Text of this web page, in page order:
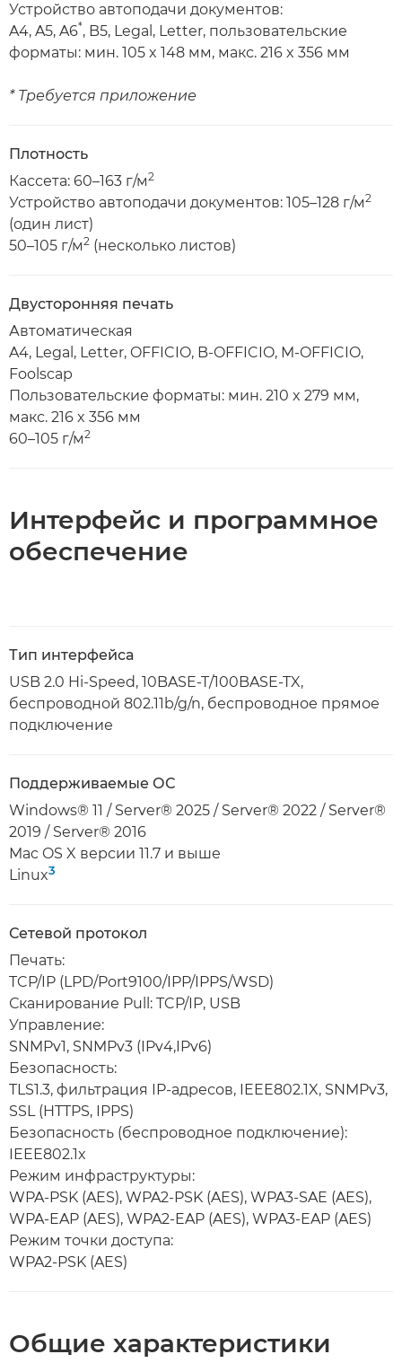
Устройство автоподачи документов:
A4, A5, A6*, B5, Legal, Letter, пользовательские
форматы: мин. 105 x 148 мм, макс. 216 x 356 мм
* Требуется приложение
Плотность
Кассета: 60–163 г/м2
Устройство автоподачи документов: 105–128 г/м2
(один лист)
50–105 г/м2 (несколько листов)
Двусторонняя печать
Автоматическая
A4, Legal, Letter, OFFICIO, B-OFFICIO, M-OFFICIO,
Foolscap
Пользовательские форматы: мин. 210 x 279 мм,
макс. 216 x 356 мм
60–105 г/м2
Интерфейс и программное
обеспечение
Тип интерфейса
USB 2.0 Hi-Speed, 10BASE-T/100BASE-TX,
беспроводной 802.11b/g/n, беспроводное прямое
подключение
Поддерживаемые ОС
Windows® 11 / Server® 2025 / Server® 2022 / Server®
2019 / Server® 2016
Mac OS X версии 11.7 и выше
Linux3
Сетевой протокол
Печать:
TCP/IP (LPD/Port9100/IPP/IPPS/WSD)
Сканирование Pull: TCP/IP, USB
Управление:
SNMPv1, SNMPv3 (IPv4,IPv6)
Безопасность:
TLS1.3, фильтрация IP-адресов, IEEE802.1X, SNMPv3,
SSL (HTTPS, IPPS)
Безопасность (беспроводное подключение):
IEEE802.1x
Режим инфраструктуры:
WPA-PSK (AES), WPA2-PSK (AES), WPA3-SAE (AES),
WPA-EAP (AES), WPA2-EAP (AES), WPA3-EAP (AES)
Режим точки доступа:
WPA2-PSK (AES)
Общие характеристики